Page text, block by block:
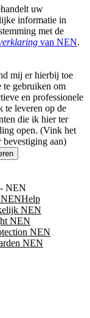
uw
informatie in
met de
van NEN.
mij er hierbij toe
te gebruiken om
en professionele
te leveren op de
die ik hier ter
open. (Vink het
bevestiging aan)
NEN
Help
NEN
NEN
NEN
NEN